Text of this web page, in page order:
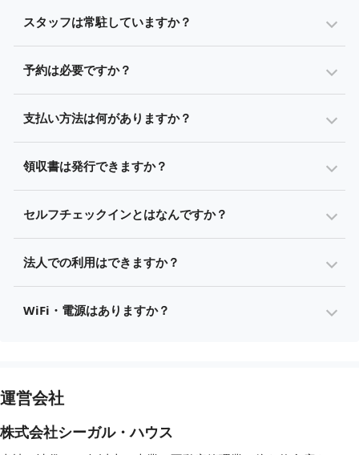
スタッフは常駐していますか？
予約は必要ですか？
支払い方法は何がありますか？
領収書は発行できますか？
セルフチェックインとはなんですか？
法人での利用はできますか？
WiFi・電源はありますか？
運営会社
株式会社シーガル・ハウス